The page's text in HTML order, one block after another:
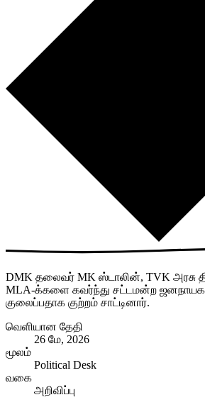
DMK தலைவர் MK ஸ்டாலின், TVK அரசு
MLA-க்களை கவர்ந்து சட்டமன்ற
குலைப்பதாக குற்றம் சாட்டினார்.
வெளியான தேதி
26 மே, 2026
மூலம்
Political Desk
வகை
அறிவிப்பு